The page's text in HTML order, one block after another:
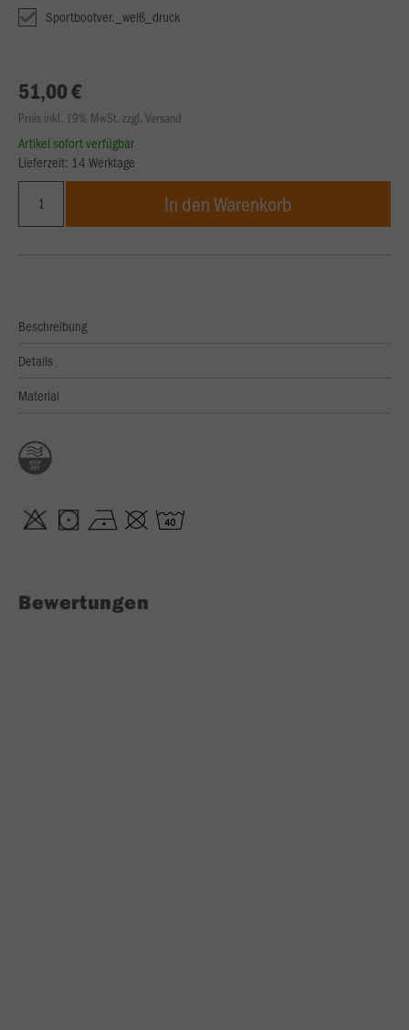
Sportbootver._weiß_druck
51,00 €
Preis inkl. 19% MwSt. zzgl. Versand
Artikel sofort verfügbar
Lieferzeit: 14 Werktage
In den Warenkorb
Beschreibung
Details
Material
Bewertungen